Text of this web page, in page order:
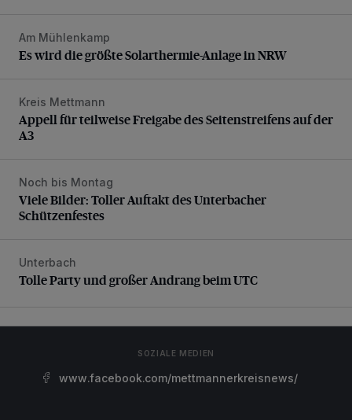
Es wird die größte Solarthermie-Anlage in NRW
Am Mühlenkamp
Es wird die größte Solarthermie-Anlage in NRW
Appell für teilweise Freigabe des Seitenstreifens auf der A3
Kreis Mettmann
Appell für teilweise Freigabe des Seitenstreifens auf der
A3
Viele Bilder: Toller Auftakt des Unterbacher
Noch bis Montag
Viele Bilder: Toller Auftakt des Unterbacher
Schützenfestes
Tolle Party und großer Andrang beim UTC
Unterbach
Tolle Party und großer Andrang beim UTC
SOZIALE MEDIEN
www.facebook.com/mettmannerkreisnews/